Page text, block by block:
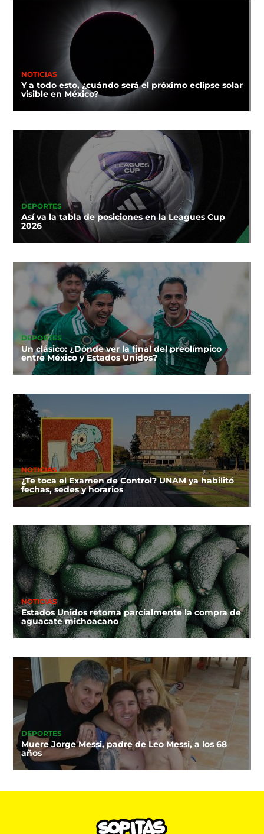
NOTICIAS
Y a todo esto, ¿cuándo será el próximo eclipse solar
visible en México?
DEPORTES
Así va la tabla de posiciones en la Leagues Cup
2026
DEPORTES
Un clásico: ¿Dónde ver la final del preolímpico
entre México y Estados Unidos?
NOTICIAS
¿Te toca el Examen de Control? UNAM ya habilitó
fechas, sedes y horarios
NOTICIAS
Estados Unidos retoma parcialmente la compra de
aguacate michoacano
DEPORTES
Muere Jorge Messi, padre de Leo Messi, a los 68
años